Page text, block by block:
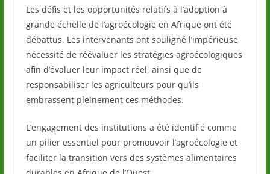
Les défis et les opportunités relatifs à l’adoption à
grande échelle de l’agroécologie en Afrique ont été
débattus. Les intervenants ont souligné l’impérieuse
nécessité de réévaluer les stratégies agroécologiques
afin d’évaluer leur impact réel, ainsi que de
responsabiliser les agriculteurs pour qu’ils
embrassent pleinement ces méthodes.
L’engagement des institutions a été identifié comme
un pilier essentiel pour promouvoir l’agroécologie et
faciliter la transition vers des systèmes alimentaires